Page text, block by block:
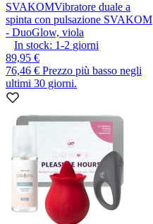
SVAKOMVibratore duale a
spinta con pulsazione SVAKOM
- DuoGlow, viola
In stock: 1-2 giorni
89,95 €
76,46 € Prezzo più basso negli
ultimi 30 giorni.